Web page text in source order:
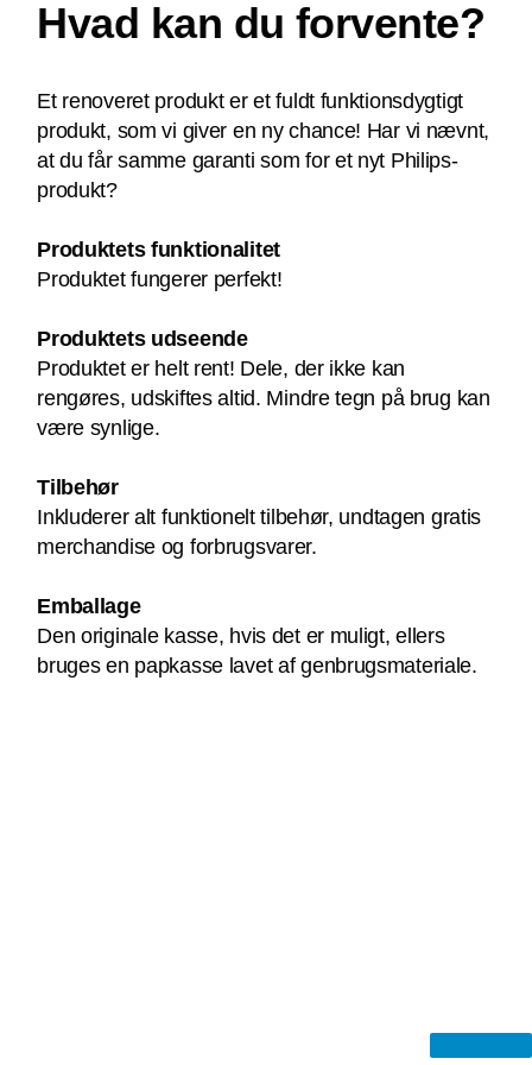
Hvad kan du forvente?
Et renoveret produkt er et fuldt funktionsdygtigt
produkt, som vi giver en ny chance! Har vi nævnt,
at du får samme garanti som for et nyt Philips-
produkt?
Produktets funktionalitet
Produktet fungerer perfekt!
Produktets udseende
Produktet er helt rent! Dele, der ikke kan
rengøres, udskiftes altid. Mindre tegn på brug kan
være synlige.
Tilbehør
Inkluderer alt funktionelt tilbehør, undtagen gratis
merchandise og forbrugsvarer.
Emballage
Den originale kasse, hvis det er muligt, ellers
bruges en papkasse lavet af genbrugsmateriale.